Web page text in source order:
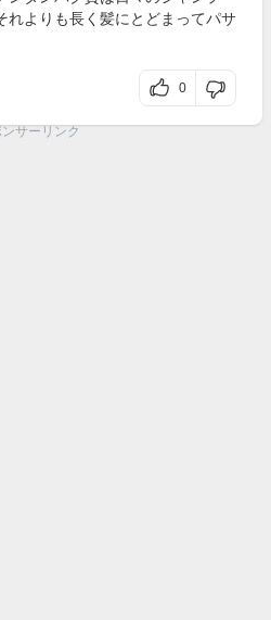
れよりも長く髪にとどまってパサ
0
サーリンク